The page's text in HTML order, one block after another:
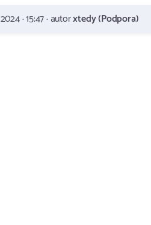
· 15:47 · autorxtedy (Podpora)